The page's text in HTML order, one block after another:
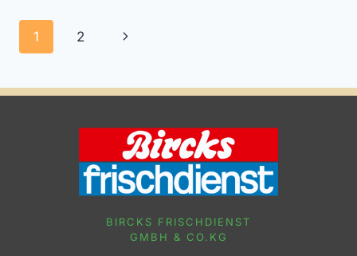
Seitennavigation
1 2
Nächste
BIRCKS FRISCHDIENST
GMBH & CO.KG